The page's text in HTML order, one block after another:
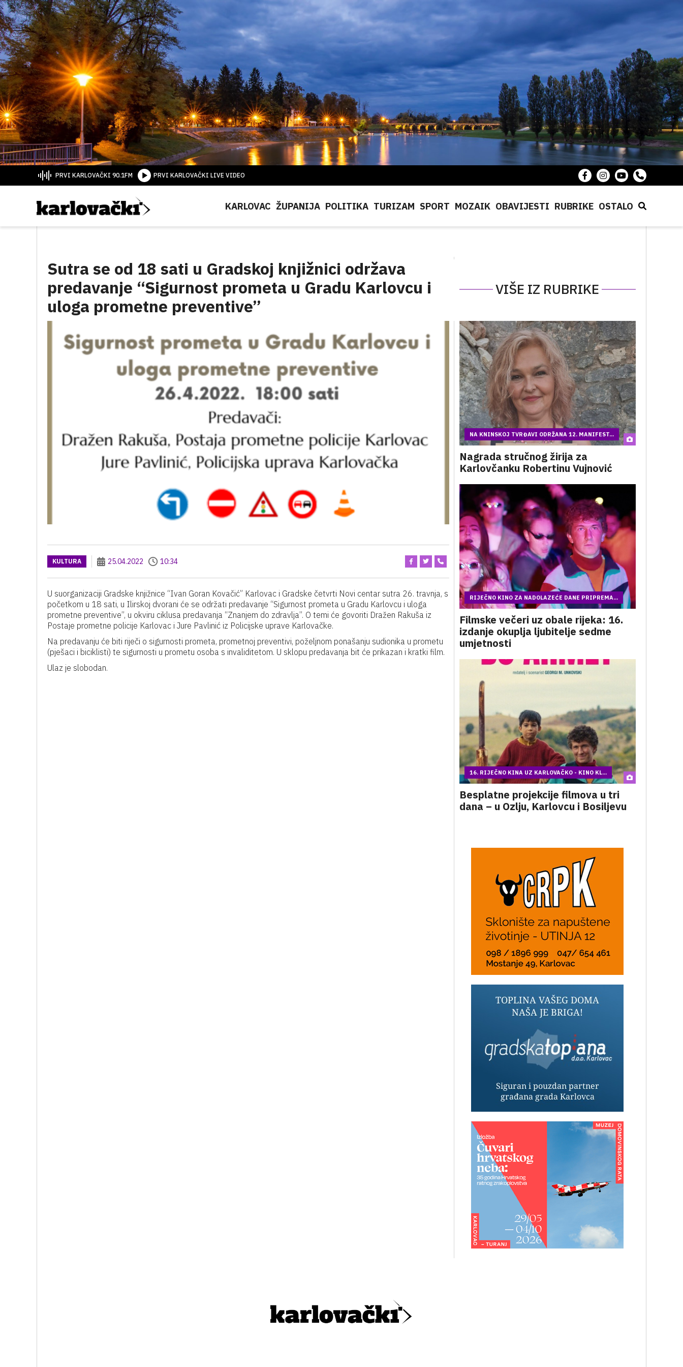
PRVI KARLOVAČKI 90.1FM PRVI KARLOVAČKI LIVE VIDEO
KARLOVAC ŽUPANIJA POLITIKA TURIZAM SPORT MOZAIK OBAVIJESTI RUBRIKE OSTALO
Sutra se od 18 sati u Gradskoj knjižnici održava
predavanje “Sigurnost prometa u Gradu Karlovcu i
uloga prometne preventive”
VIŠE IZ RUBRIKE
KULTURA 25.04.2022 10:34
U suorganizaciji Gradske knjižnice “Ivan Goran Kovačić” Karlovac i Gradske četvrti Novi centar sutra 26. travnja, s
početkom u 18 sati, u Ilirskoj dvorani će se održati predavanje “Sigurnost prometa u Gradu Karlovcu i uloga
prometne preventive”, u okviru ciklusa predavanja “Znanjem do zdravlja”. O temi će govoriti Dražen Rakuša iz
Postaje prometne policije Karlovac i Jure Pavlinić iz Policijske uprave Karlovačke.
Na predavanju će biti riječi o sigurnosti prometa, prometnoj preventivi, poželjnom ponašanju sudionika u prometu
(pješaci i biciklisti) te sigurnosti u prometu osoba s invaliditetom. U sklopu predavanja bit će prikazan i kratki film.
Ulaz je slobodan.
NA KNINSKOJ TVRĐAVI ODRŽANA 12. MANIFEST...
Nagrada stručnog žirija za
Karlovčanku Robertinu Vujnović
RIJEČNO KINO ZA NADOLAZEĆE DANE PRIPREMA...
Filmske večeri uz obale rijeka: 16.
izdanje okuplja ljubitelje sedme
umjetnosti
16. RIJEČNO KINA UZ KARLOVAČKO - KINO KL...
Besplatne projekcije filmova u tri
dana – u Ozlju, Karlovcu i Bosiljevu